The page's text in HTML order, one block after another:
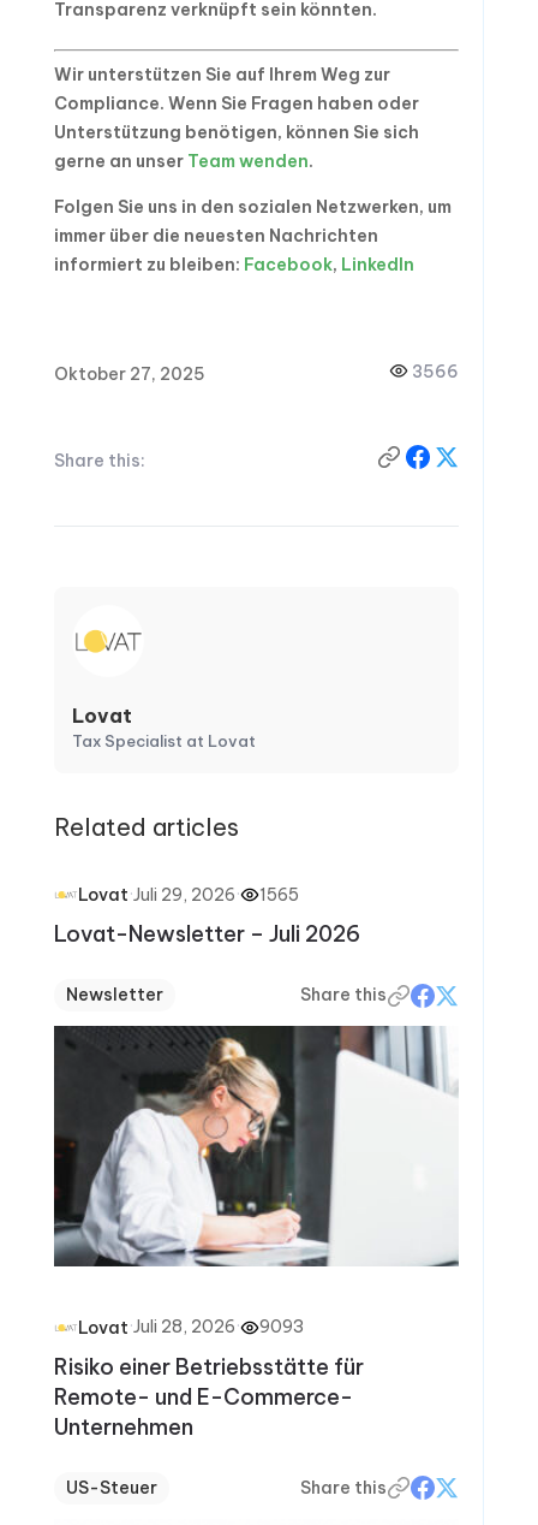
Transparenz verknüpft sein könnten.
Wir unterstützen Sie auf Ihrem Weg zur
Compliance. Wenn Sie Fragen haben oder
Unterstützung benötigen, können Sie sich
gerne an unser Team wenden.
Folgen Sie uns in den sozialen Netzwerken, um
immer über die neuesten Nachrichten
informiert zu bleiben: Facebook, LinkedIn
Oktober 27, 2025 3566
Share this:
Lovat
Tax Specialist at Lovat
Related articles
Lovat·Juli 29, 2026· 1565
Lovat-Newsletter – Juli 2026
Newsletter Share this
Lovat·Juli 28, 2026· 9093
Risiko einer Betriebsstätte für
Remote- und E-Commerce-
Unternehmen
US-Steuer Share this